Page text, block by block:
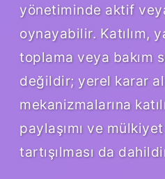
yönetiminde aktif
oynayabilir. Katılım,
toplama veya bakım
değildir; yerel karar
mekanizmalarına
paylaşımı ve mülkiyet
tartışılması da